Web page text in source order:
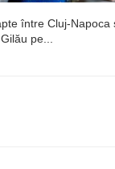
între Cluj-Napoca
Gilău pe...